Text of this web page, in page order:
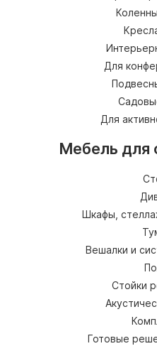
Для
Для
Мебель для
Шкафы,
Вешалки и
Стойки
Готовые